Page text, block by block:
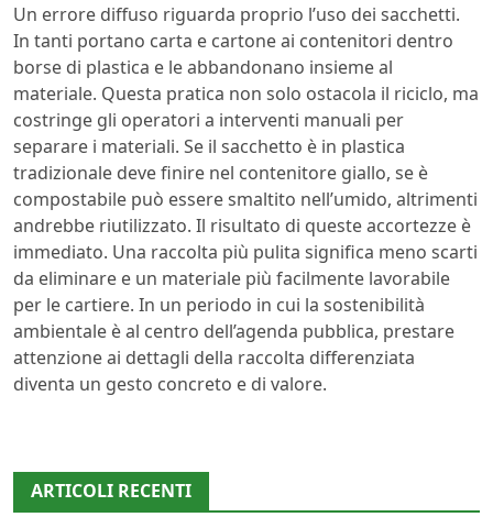
Un errore diffuso riguarda proprio l’uso dei sacchetti.
In tanti portano carta e cartone ai contenitori dentro
borse di plastica e le abbandonano insieme al
materiale. Questa pratica non solo ostacola il riciclo, ma
costringe gli operatori a interventi manuali per
separare i materiali. Se il sacchetto è in plastica
tradizionale deve finire nel contenitore giallo, se è
compostabile può essere smaltito nell’umido, altrimenti
andrebbe riutilizzato. Il risultato di queste accortezze è
immediato. Una raccolta più pulita significa meno scarti
da eliminare e un materiale più facilmente lavorabile
per le cartiere. In un periodo in cui la sostenibilità
ambientale è al centro dell’agenda pubblica, prestare
attenzione ai dettagli della raccolta differenziata
diventa un gesto concreto e di valore.
ARTICOLI RECENTI